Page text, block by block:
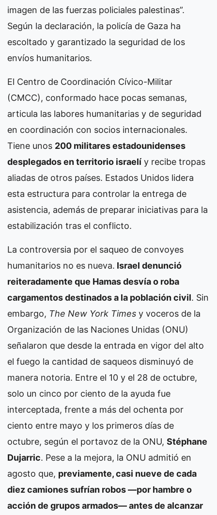
imagen de las fuerzas policiales palestinas”.
Según la declaración, la policía de Gaza ha
escoltado y garantizado la seguridad de los
envíos humanitarios.
El Centro de Coordinación Cívico-Militar
(CMCC), conformado hace pocas semanas,
articula las labores humanitarias y de seguridad
en coordinación con socios internacionales.
Tiene unos 200 militares estadounidenses
desplegados en territorio israelí y recibe tropas
aliadas de otros países. Estados Unidos lidera
esta estructura para controlar la entrega de
asistencia, además de preparar iniciativas para la
estabilización tras el conflicto.
La controversia por el saqueo de convoyes
humanitarios no es nueva. Israel denunció
reiteradamente que Hamas desvía o roba
cargamentos destinados a la población civil. Sin
embargo, The New York Times y voceros de la
Organización de las Naciones Unidas (ONU)
señalaron que desde la entrada en vigor del alto
el fuego la cantidad de saqueos disminuyó de
manera notoria. Entre el 10 y el 28 de octubre,
solo un cinco por ciento de la ayuda fue
interceptada, frente a más del ochenta por
ciento entre mayo y los primeros días de
octubre, según el portavoz de la ONU, Stéphane
Dujarric. Pese a la mejora, la ONU admitió en
agosto que, previamente, casi nueve de cada
diez camiones sufrían robos —por hambre o
acción de grupos armados— antes de alcanzar